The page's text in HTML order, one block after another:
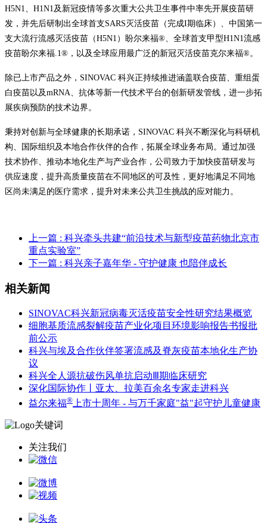
H5N1、H1N1及新冠疫情等多次重大公共卫生事件中率先开展疫苗研
发，并先后研制出全球首支SARS灭活疫苗（完成I期临床）、中国第一
支大流行流感灭活疫苗（H5N1）盼尔来福®、全球首支甲型H1N1流感
疫苗盼尔来福.1®，以及全球应用最广泛的新冠灭活疫苗克尔来福®。
除已上市产品之外，SINOVAC 科兴正持续推进涵盖联合疫苗、重组蛋
白疫苗以及mRNA、抗体等新一代技术平台的创新研发管线，进一步拓
展疾病预防的技术边界。
秉持对创新与全球健康的长期承诺，SINOVAC 科兴不断深化与科研机
构、国际组织及本地合作伙伴的合作，拓展全球业务布局。通过加强
技术协作、推动本地化生产与产业合作，公司致力于加快疫苗研发与
供应速度，提升高质量疫苗在不同地区的可及性，更好地满足不同地
区尚未满足的医疗需求，提升对未来公共卫生挑战的应对能力。
上一篇 : 科兴牵头共建“前沿技术与新型疫苗药物北京市
重点实验室”
下一篇 : 科兴亲子嘉年华 - 守护健康 也陪伴成长
相关新闻
SINOVAC科兴新冠病毒灭活疫苗安全性研究结果概览
细胞基质流感裂解疫苗产业化项目环境影响报告书报批
前公示
科兴与埃及合作伙伴签署流感及脊灰疫苗本地化生产协
议
科兴全人源抗破伤风单抗启动Ⅲ期临床研究
深化国际协作丨亚太、拉美百余名专家走进科兴
益尔来福® 上市十周年 - 与万千家庭"益"起守护儿童健康
关注我们